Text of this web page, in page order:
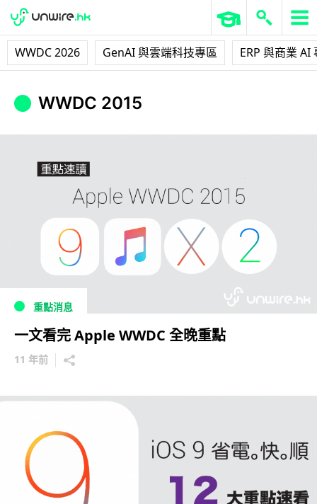
WWDC 2026 GenAI 與雲端科技專區 ERP 與商業 AI
WWDC 2015
重點消息
一文看完 Apple WWDC 全晚重點
11 年前